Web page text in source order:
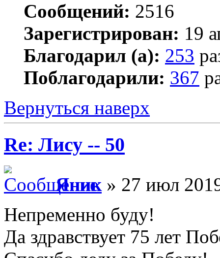
Сообщений: 2516
Зарегистрирован: 19
Благодарил (а): 253
Поблагодарили: 367
Вернуться наверх
Re: Лису -- 50
Яник» 27 июл
Непременно буду!
Да здравствует 75 лет